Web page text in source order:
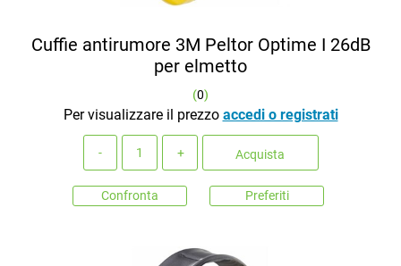
Cuffie antirumore 3M Peltor Optime I 26dB
per elmetto
(0)
Per visualizzare il prezzo accedi o registrati
Acquista
Confronta Preferiti